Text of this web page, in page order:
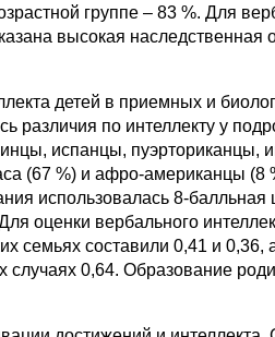
группе – 83 %. Для
высокая наследственная
детей в приемных и
различия по интеллекту у
испанцы,
(67 %) и афро-американцы
использовалась 8-
оценки вербального
семьях составили 0,41 и
0,64. Образование